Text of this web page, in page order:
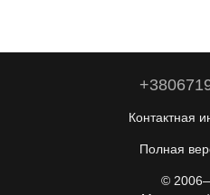
Контактная
Полная
©